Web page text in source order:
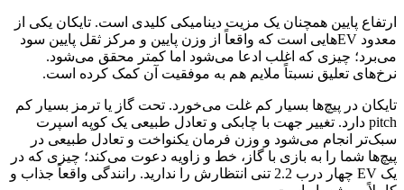
ارتفاع پایین همچنان یک مزیت دینامیکی کلیدی است. تایکان یکی از
معدود EVهایی است که واقعاً از وزن پایین و مرکز ثقل پایین سود
می‌برد؛ چیزی که اغلب ادعا می‌شود اما کمتر محقق می‌شود.
نرخ‌های تعلیق نسبتاً ملایم هم به موفقیت آن کمک کرده است.
تایکان در پیچ‌ها بسیار کم غلت می‌خورد. تحت گاز یا ترمز بسیار کم
pitch دارد. تغییر جهت با چابکی و تعادل طبیعی یک کوپه اسپرت
سبک‌تر انجام می‌شود و وزن فرمان یکنواخت و تعادل طبیعی در
پیچ‌ها شما را به بازی با گاز، خط و زاویه دعوت می‌کند؛ چیزی که در
یک EV چهار درب 2.2 تنی انتظارش را ندارید. رانندگی واقعاً جذاب و